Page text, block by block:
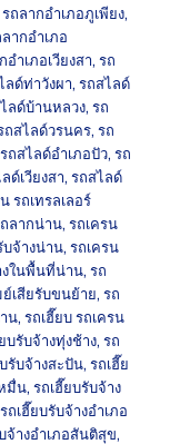
รถลากอำเภอภูเพียง,
ากอำเภอ
อำเภอเวียงสา,รถ
ลด์ท่าวังผา,รถสไลด์
ลด์บ้านหลวง,รถ
ถสไลด์วรนคร,รถ
รถสไลด์อำเภอปัว,รถ
ด์เวียงสา,รถสไลด์
รถเทรลเลอร์
ลากน่าน,รถเครน
บจ้างน่าน,รถเครน
งในพื้นที่น่าน,รถ
ย์เสียรับขนย้าย,รถ
น,รถเฮี๊ยบ รถเครน
บรับจ้างทุ่งช้าง,รถ
รับจ้างสะปัน,รถเฮี๊ย
มื่น,รถเฮี๊ยบรับจ้าง
รถเฮี๊ยบรับจ้างอำเภอ
จ้างอำเภอสันติสุข,